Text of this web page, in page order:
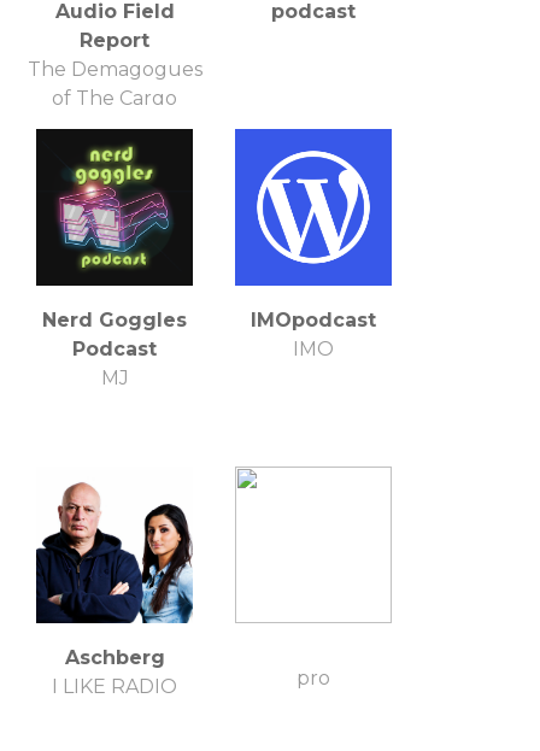
Audio Field
Report
The Demagogues
of The Cargo
Culte in
conjunction with
Filthy Monocle
Productions
http://thecargoculte.com/
http://thefilthymonocle.wordpress.com/
podcast
Nerd Goggles
Podcast
MJ
IMOpodcast
IMO
Aschberg
I LIKE RADIO
pro